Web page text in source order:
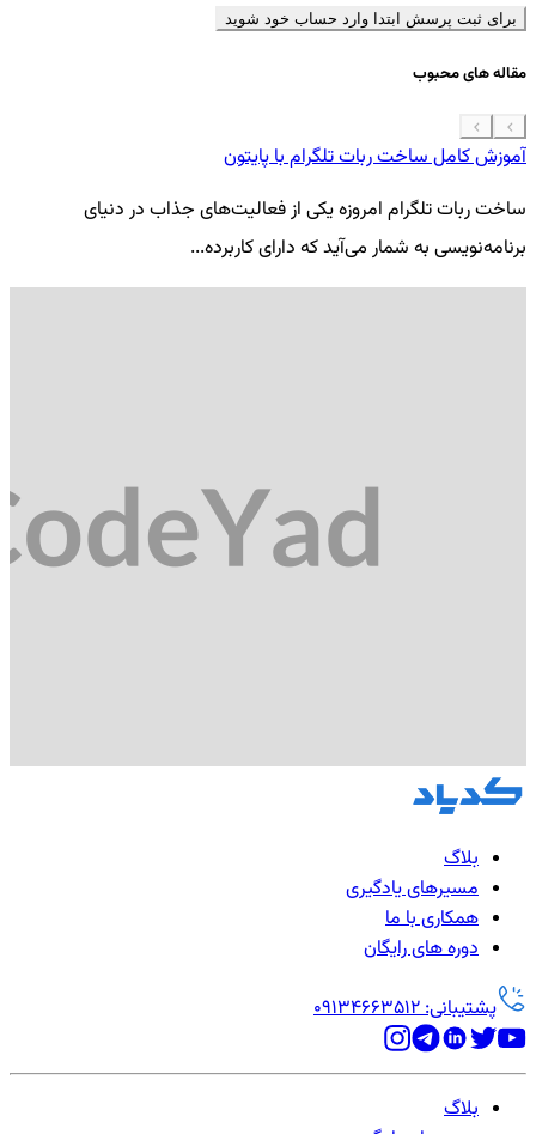
برای ثبت پرسش ابتدا وارد حساب خود شوید
مقاله های محبوب
آموزش کامل ساخت ربات تلگرام با پایتون
ساخت ربات تلگرام امروزه یکی از فعالیت‌های جذاب در دنیای
برنامه‌نویسی به شمار می‌آید که دارای کاربرده...
بلاگ
مسیرهای یادگیری
همکاری با ما
دوره های رایگان
پشتیبانی: 09134663512
بلاگ